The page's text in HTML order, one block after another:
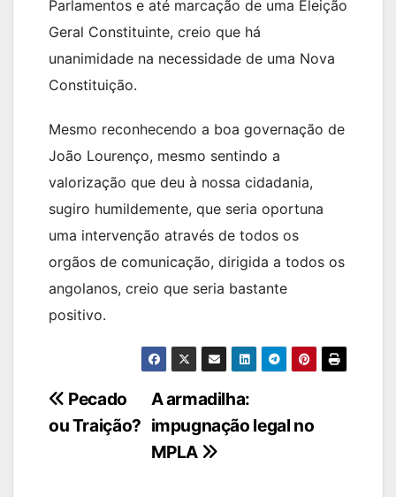
Parlamentos e até marcação de uma Eleição
Geral Constituinte, creio que há
unanimidade na necessidade de uma Nova
Constituição.
Mesmo reconhecendo a boa governação de
João Lourenço, mesmo sentindo a
valorização que deu à nossa cidadania,
sugiro humildemente, que seria oportuna
uma intervenção através de todos os
orgãos de comunicação, dirigida a todos os
angolanos, creio que seria bastante
positivo.
Navegação
de
A armadilha:
impugnação legal no
MPLA
Pecado
ou Traição?